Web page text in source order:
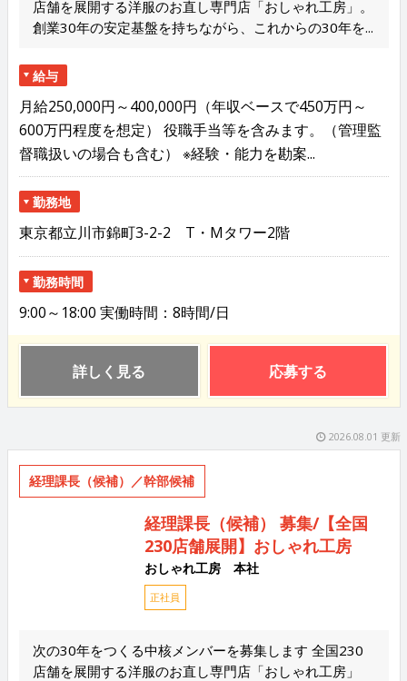
店舗を展開する洋服のお直し専門店「おしゃれ工房」。
創業30年の安定基盤を持ちながら、これからの30年を...
給与
月給250,000円～400,000円（年収ベースで450万円～
600万円程度を想定） 役職手当等を含みます。（管理監
督職扱いの場合も含む） ※経験・能力を勘案...
勤務地
東京都立川市錦町3-2-2 T・Mタワー2階
勤務時間
9:00～18:00 実働時間：8時間/日
詳しく見る 応募する
2026.08.01 更新
経理課長（候補）／幹部候補
経理課長（候補） 募集/【全国
230店舗展開】おしゃれ工房
おしゃれ工房 本社
正社員
次の30年をつくる中核メンバーを募集します 全国230
店舗を展開する洋服のお直し専門店「おしゃれ工房」